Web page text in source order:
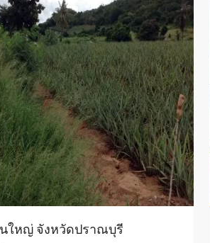
ใหญ่ จังหวัดปราณบุรี